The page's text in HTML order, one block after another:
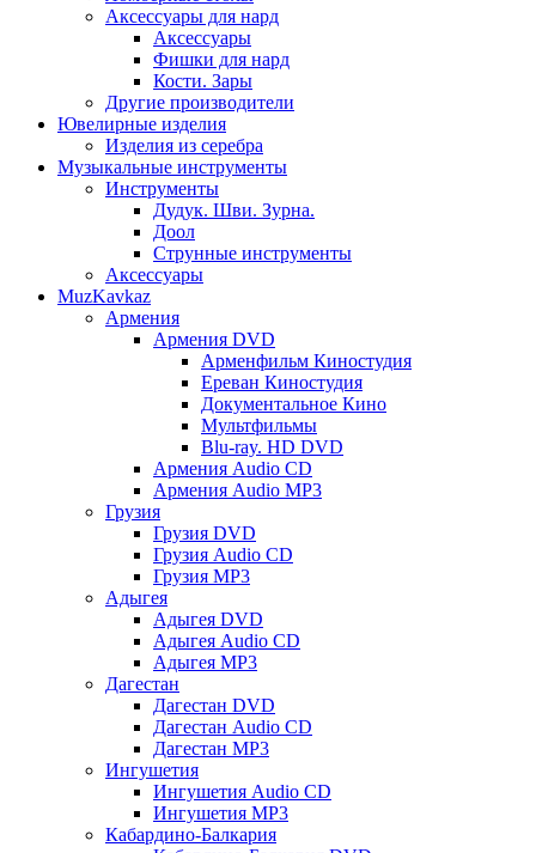
Аксессуары для нард
Аксессуары
Фишки для нард
Кости. Зары
Другие производители
Ювелирные изделия
Изделия из серебра
Музыкальные инструменты
Инструменты
Дудук. Шви. Зурна.
Доол
Струнные инструменты
Аксессуары
MuzKavkaz
Армения
Армения DVD
Арменфильм Киностудия
Ереван Киностудия
Документальное Кино
Мультфильмы
Blu-ray. HD DVD
Армения Audio CD
Армения Audio MP3
Грузия
Грузия DVD
Грузия Audio CD
Грузия MP3
Адыгея
Адыгея DVD
Адыгея Audio CD
Адыгея MP3
Дагестан
Дагестан DVD
Дагестан Audio CD
Дагестан MP3
Ингушетия
Ингушетия Audio CD
Ингушетия MP3
Кабардино-Балкария